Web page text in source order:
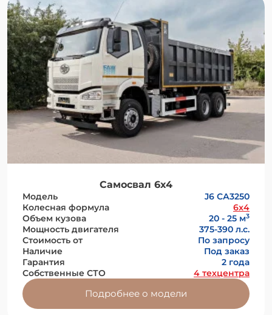
Самосвал 6х4
Модель
J6 СА3250
Колесная формула
6x4
Объем кузова
20 - 25 м3
Мощность двигателя
375-390 л.с.
Стоимость от
По запросу
Наличие
Под заказ
Гарантия
2 года
Собственные СТО
4 техцентра
Подробнее о модели